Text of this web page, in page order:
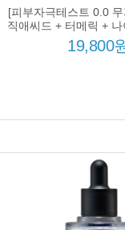
50ml 미백 주름 개
어 크림
[피부자극테스트 0.0
직애씨드 + 터메릭 +
드 처방, 잡티 없는 환
19,800